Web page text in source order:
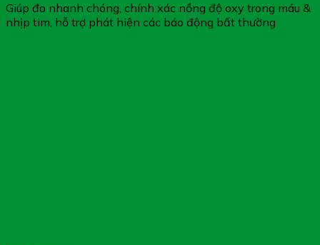
Giúp đo nhanh chóng, chính xác nồng độ oxy trong máu &
nhịp tim, hỗ trợ phát hiện các báo động bất thường